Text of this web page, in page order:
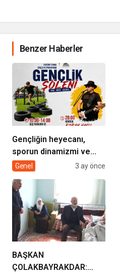
Benzer Haberler
Gençliğin heyecanı,
sporun dinamizmi ve
müziğin coşkusu
geliyor!
Genel 3 ay önce
BAŞKAN
ÇOLAKBAYRAKDAR: